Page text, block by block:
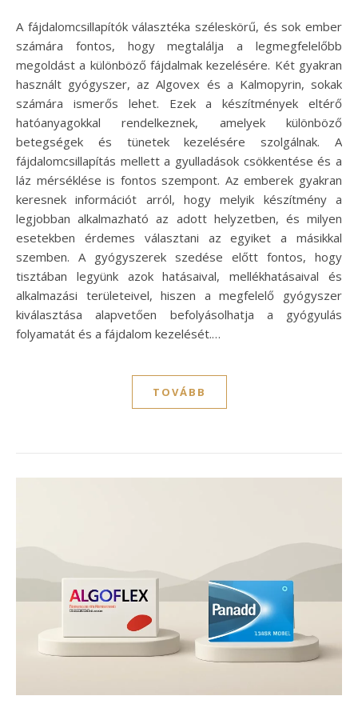
A fájdalomcsillapítók választéka széleskörű, és sok ember
számára fontos, hogy megtalálja a legmegfelelőbb
megoldást a különböző fájdalmak kezelésére. Két gyakran
használt gyógyszer, az Algovex és a Kalmopyrin, sokak
számára ismerős lehet. Ezek a készítmények eltérő
hatóanyagokkal rendelkeznek, amelyek különböző
betegségek és tünetek kezelésére szolgálnak. A
fájdalomcsillapítás mellett a gyulladások csökkentése és a
láz mérséklése is fontos szempont. Az emberek gyakran
keresnek információt arról, hogy melyik készítmény a
legjobban alkalmazható az adott helyzetben, és milyen
esetekben érdemes választani az egyiket a másikkal
szemben. A gyógyszerek szedése előtt fontos, hogy
tisztában legyünk azok hatásaival, mellékhatásaival és
alkalmazási területeivel, hiszen a megfelelő gyógyszer
kiválasztása alapvetően befolyásolhatja a gyógyulás
folyamatát és a fájdalom kezelését.…
TOVÁBB